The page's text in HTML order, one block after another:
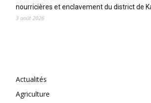
nourricières et enclavement du district de
3 août 2026
Actualités
Agriculture